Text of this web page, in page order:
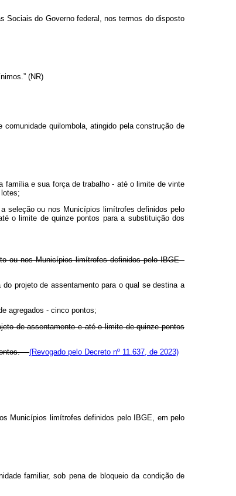
Sociais do Governo federal, nos termos do disposto
(NR)
quilombola, atingido pela construção de
família e sua força de trabalho - até o limite de vinte
seleção ou nos Municípios limítrofes definidos pelo
o limite de quinze pontos para a substituição dos
ou nos Municípios limítrofes definidos pelo IBGE -
projeto de assentamento para o qual se destina a
agregados - cinco pontos;
de assentamento e até o limite de quinze pontos
pontos.(Revogado pelo Decreto nº 11.637, de 2023)
Municípios limítrofes definidos pelo IBGE, em pelo
familiar, sob pena de bloqueio da condição de